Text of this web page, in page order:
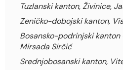
Tuzlanski kanton, Živinice,
Zeničko-dobojski kanton,
Bosansko-podrinjski kanton
Mirsada Sirčić
Srednjobosanski kanton,